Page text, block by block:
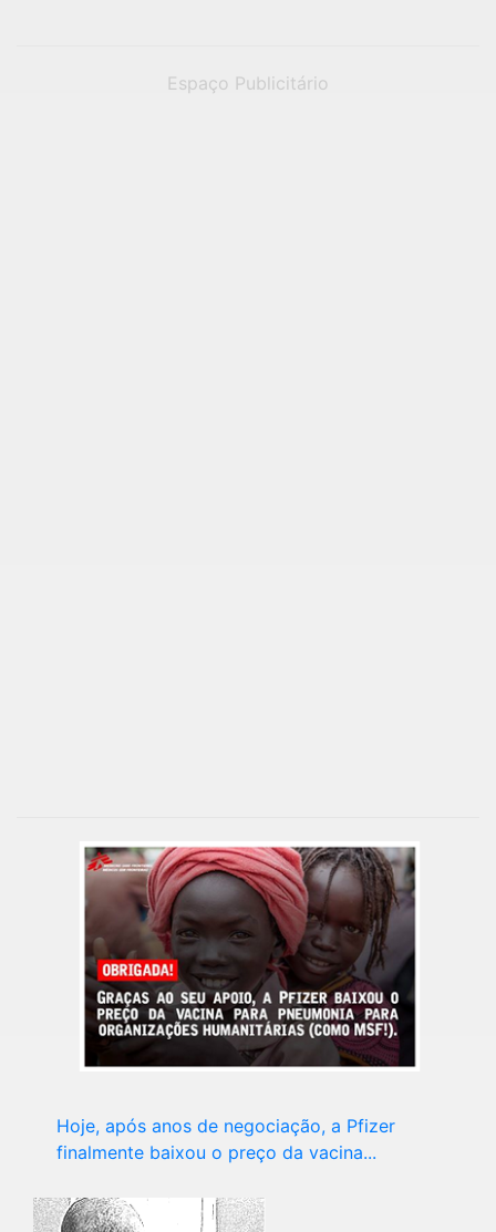
Espaço Publicitário
Hoje, após anos de negociação, a Pfizer
finalmente baixou o preço da vacina...